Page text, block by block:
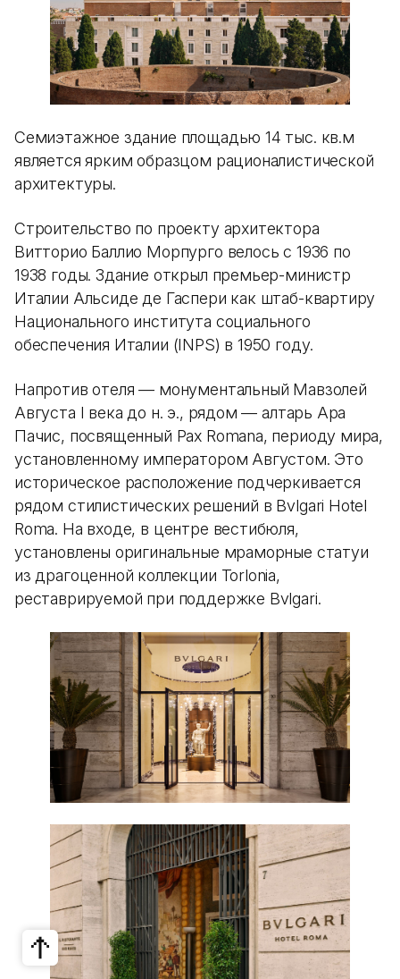
Семиэтажное здание площадью 14 тыс. кв.м
является ярким образцом рационалистической
архитектуры.
Строительство по проекту архитектора
Витторио Баллио Морпурго велось с 1936 по
1938 годы. Здание открыл премьер-министр
Италии Альсиде де Гаспери как штаб-квартиру
Национального института социального
обеспечения Италии (INPS) в 1950 году.
Напротив отеля — монументальный Мавзолей
Августа I века до н. э., рядом — алтарь Ара
Пачис, посвященный Pax Romana, периоду мира,
установленному императором Августом. Это
историческое расположение подчеркивается
рядом стилистических решений в Bvlgari Hotel
Roma. На входе, в центре вестибюля,
установлены оригинальные мраморные статуи
из драгоценной коллекции Torlonia,
реставрируемой при поддержке Bvlgari.